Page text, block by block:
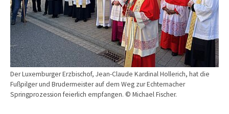
Der Luxemburger Erzbischof, Jean-Claude Kardinal Hollerich, hat die
Fußpilger und Brudermeister auf dem Weg zur Echternacher
Springprozession feierlich empfangen. © Michael Fischer.